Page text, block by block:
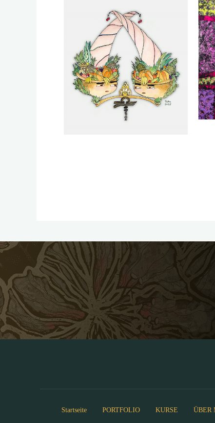
Startseite PORTFOLIO KURSE ÜBER